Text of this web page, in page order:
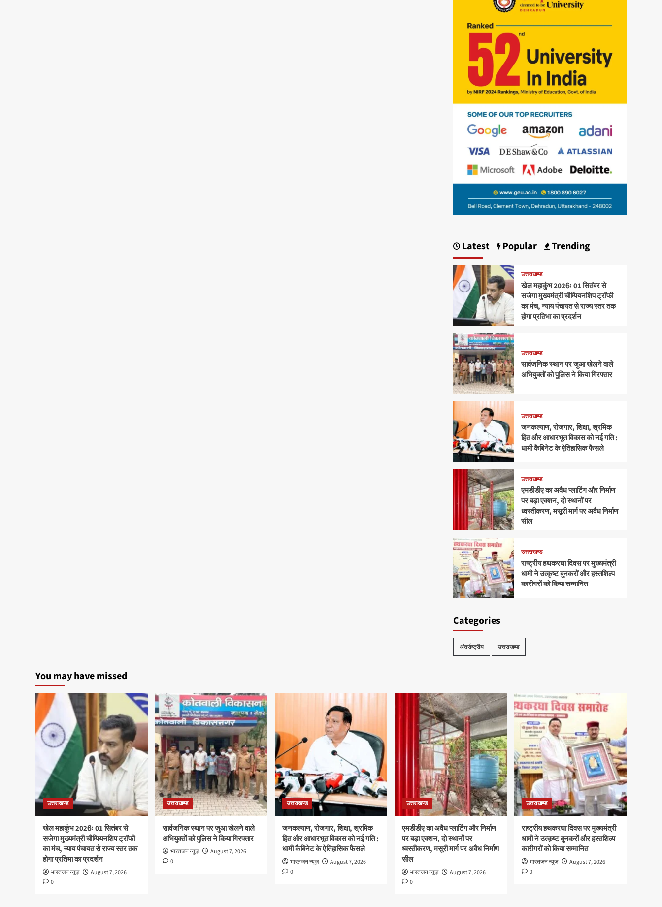
Latest Popular Trending
उत्तराखण्ड
खेल महाकुंभ 2026ः 01 सितंबर से
सजेगा मुख्यमंत्री चौम्पियनशिप ट्रॉफी
का मंच, न्याय पंचायत से राज्य स्तर तक
होगा प्रतिभा का प्रदर्शन
उत्तराखण्ड
सार्वजनिक स्थान पर जुआ खेलने वाले
अभियुक्तों को पुलिस ने किया गिरफ्तार
उत्तराखण्ड
जनकल्याण, रोजगार, शिक्षा, श्रमिक
हित और आधारभूत विकास को नई गति :
धामी कैबिनेट के ऐतिहासिक फैसले
उत्तराखण्ड
एमडीडीए का अवैध प्लाटिंग और निर्माण
पर बड़ा एक्शन, दो स्थानों पर
ध्वस्तीकरण, मसूरी मार्ग पर अवैध निर्माण
सील
उत्तराखण्ड
राष्ट्रीय हथकरघा दिवस पर मुख्यमंत्री
धामी ने उत्कृष्ट बुनकरों और हस्तशिल्प
कारीगरों को किया सम्मानित
Categories
अंतर्राष्ट्रीय उत्तराखण्ड
You may have missed
उत्तराखण्ड
खेल महाकुंभ 2026ः 01 सितंबर से
सजेगा मुख्यमंत्री चौम्पियनशिप ट्रॉफी
का मंच, न्याय पंचायत से राज्य स्तर तक
होगा प्रतिभा का प्रदर्शन
भारतजन न्यूज़
August 7, 2026
0
उत्तराखण्ड
सार्वजनिक स्थान पर जुआ खेलने वाले
अभियुक्तों को पुलिस ने किया गिरफ्तार
भारतजन न्यूज़
August 7, 2026
0
उत्तराखण्ड
जनकल्याण, रोजगार, शिक्षा, श्रमिक
हित और आधारभूत विकास को नई गति :
धामी कैबिनेट के ऐतिहासिक फैसले
भारतजन न्यूज़
August 7, 2026
0
उत्तराखण्ड
एमडीडीए का अवैध प्लाटिंग और निर्माण
पर बड़ा एक्शन, दो स्थानों पर
ध्वस्तीकरण, मसूरी मार्ग पर अवैध निर्माण
सील
भारतजन न्यूज़
August 7, 2026
0
उत्तराखण्ड
राष्ट्रीय हथकरघा दिवस पर मुख्यमंत्री
धामी ने उत्कृष्ट बुनकरों और हस्तशिल्प
कारीगरों को किया सम्मानित
भारतजन न्यूज़
August 7, 2026
0